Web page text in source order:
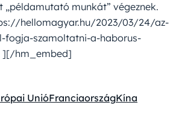
„példamutató munkát” végeznek.
hellomagyar.hu/2023/03/24/az-
fogja-szamoltatni-a-haborus-
][/hm_embed]
UnióFranciaországKína